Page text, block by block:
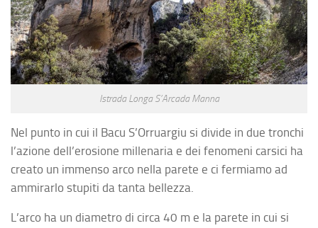
Istrada Longa S’Arcada Manna
Nel punto in cui il Bacu S’Orruargiu si divide in due tronchi
l’azione dell’erosione millenaria e dei fenomeni carsici ha
creato un immenso arco nella parete e ci fermiamo ad
ammirarlo stupiti da tanta bellezza.
L’arco ha un diametro di circa 40 m e la parete in cui si